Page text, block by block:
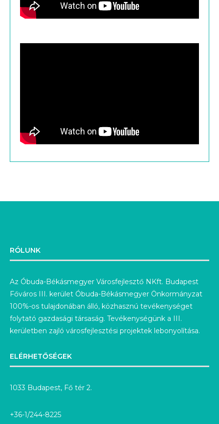
RÓLUNK
Az Óbuda-Békásmegyer Városfejlesztő NKft. Budapest
Főváros III. kerület Óbuda-Békásmegyer Önkormányzat
100%-os tulajdonában álló, közhasznú tevékenységet
folytató gazdasági társaság. Tevékenységünk a III.
kerületben zajló városfejlesztési projektek lebonyolítása.
ELÉRHETŐSÉGEK
1033 Budapest, Fő tér 2.
+36-1/244-8225